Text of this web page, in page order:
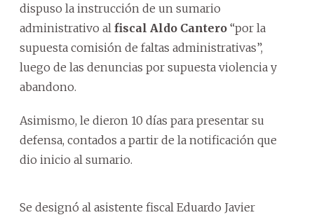
dispuso la instrucción de un sumario
administrativo al fiscal Aldo Cantero “por la
supuesta comisión de faltas administrativas”,
luego de las denuncias por supuesta violencia y
abandono.
Asimismo, le dieron 10 días para presentar su
defensa, contados a partir de la notificación que
dio inicio al sumario.
Se designó al asistente fiscal Eduardo Javier